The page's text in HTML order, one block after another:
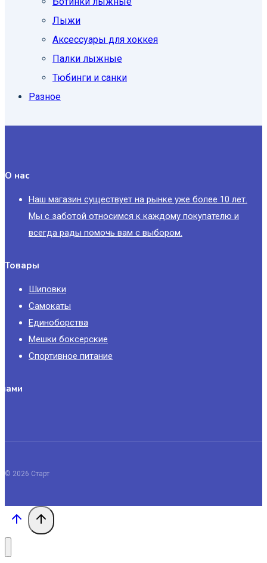
Лыжи
Аксессуары для хоккея
Палки лыжные
Тюбинги и санки
Разное
О нас
Наш магазин существует на рынке уже более 10 лет.
Мы с заботой относимся к каждому покупателю и
всегда рады помочь вам с выбором.
Товары
Шиповки
Самокаты
Единоборства
Мешки боксерские
Спортивное питание
© 2026 Старт